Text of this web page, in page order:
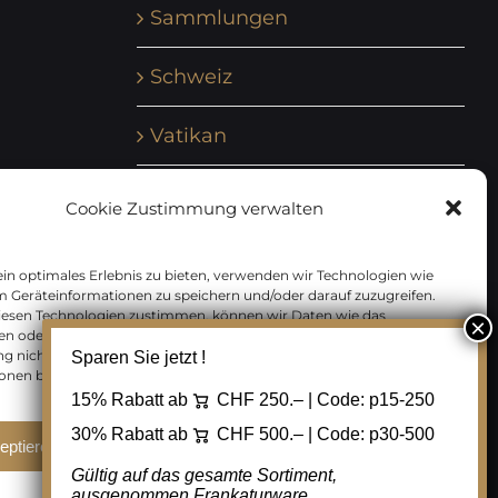
Cookie Zustimmung verwalten
optimales Erlebnis zu bieten, verwenden wir Technologien wie
Geräteinformationen zu speichern und/oder darauf zuzugreifen.
Technologien zustimmen, können wir Daten wie das
oder eindeutige IDs auf dieser Website verarbeiten. Wenn Sie Ihre
nicht erteilen oder zurückziehen, können bestimmte Merkmale
beeinträchtigt werden.
Ablehnen Cookie Einstellungen
Sammlungen
Schweiz
Vatikan
Zensurbelege Österreich
Zensurbelege Schweiz
Sparen Sie jetzt !
15% Rabatt ab CHF 250.– | Code: p15-250
30% Rabatt ab
CHF 500.– | Code: p30-500
Gültig auf das gesamte Sortiment,